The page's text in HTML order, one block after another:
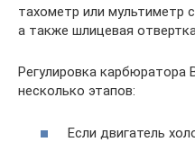
тахометр или
а также шлицевая
Регулировка карбюратора
несколько этапов:
Если двигатель